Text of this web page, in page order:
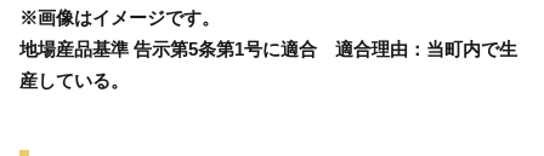
※画像はイメージです。
地場産品基準 告示第5条第1号に適合 適合理由：当町内で生
産している。